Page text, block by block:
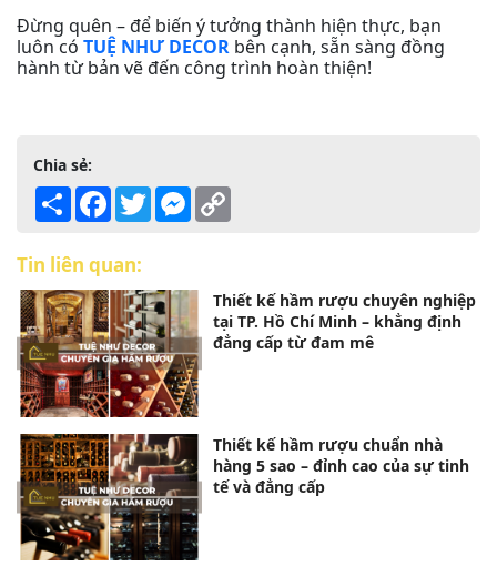
Đừng quên – để biến ý tưởng thành hiện thực, bạn
luôn có TUỆ NHƯ DECOR bên cạnh, sẵn sàng đồng
hành từ bản vẽ đến công trình hoàn thiện!
Chia sẻ:
Share Facebook
TwitterMessenger
Tin liên quan:
Thiết kế hầm rượu chuyên nghiệp
tại TP. Hồ Chí Minh – khẳng định
đẳng cấp từ đam mê
Thiết kế hầm rượu chuẩn nhà
hàng 5 sao – đỉnh cao của sự tinh
tế và đẳng cấp